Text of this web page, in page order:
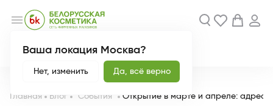
Ваша локация Москва?
Нет, изменить Да, всё верно
menu
Новинки Акции
Главная Блог "События" Открытие в марте и апреле: адреса